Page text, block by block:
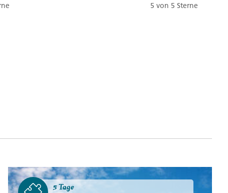
aufsuchen, die das beschwerliche Leben der
zeigen. 260 km (F, M)
5 von 5 Sterne
5 Tage